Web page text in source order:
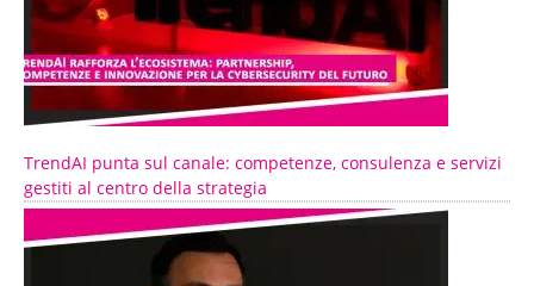
TrendAI punta sul canale: competenze, consulenza e servizi
gestiti al centro della strategia